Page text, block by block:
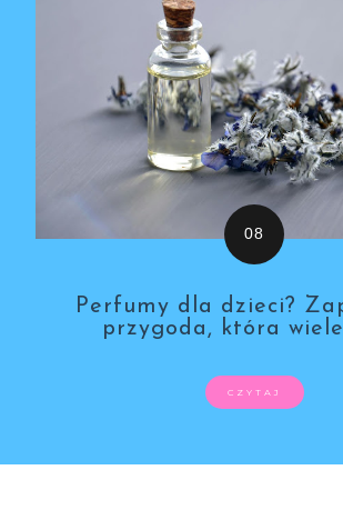
Perfumy dla dzieci?
przygoda, która
CZYTAJ